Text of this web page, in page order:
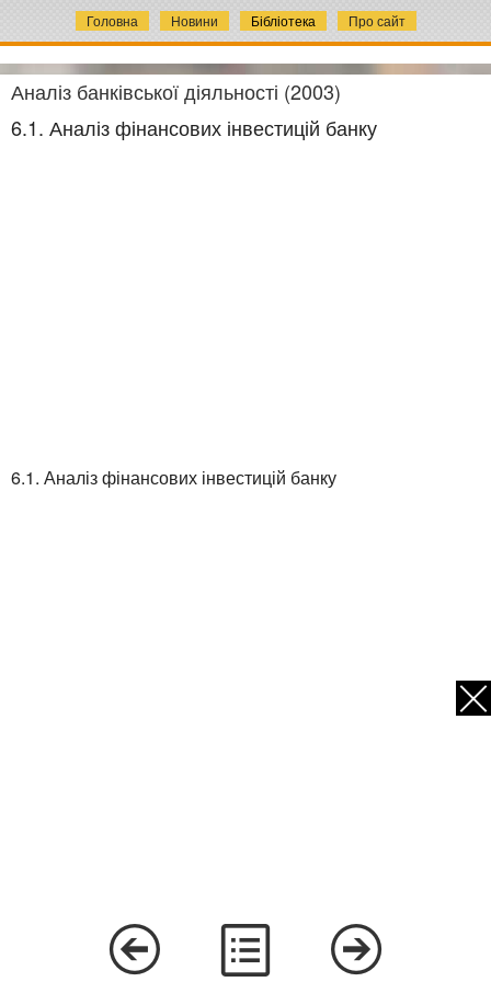
Головна Новини Бібліотека Про сайт
Аналіз банківської діяльності (2003)
6.1. Аналіз фінансових інвестицій банку
6.1. Аналіз фінансових інвестицій банку